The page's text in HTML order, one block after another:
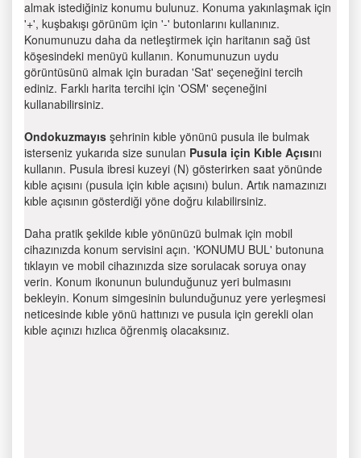
almak istediğiniz konumu bulunuz. Konuma yakınlaşmak için
'+', kuşbakışı görünüm için '-' butonlarını kullanınız.
Konumunuzu daha da netleştirmek için haritanın sağ üst
köşesindeki menüyü kullanın. Konumunuzun uydu
görüntüsünü almak için buradan 'Sat' seçeneğini tercih
ediniz. Farklı harita tercihi için 'OSM' seçeneğini
kullanabilirsiniz.
Ondokuzmayıs şehrinin kıble yönünü pusula ile bulmak
isterseniz yukarıda size sunulan Pusula için Kıble Açısını
kullanın. Pusula ibresi kuzeyi (N) gösterirken saat yönünde
kıble açısını (pusula için kıble açısını) bulun. Artık namazınızı
kıble açısının gösterdiği yöne doğru kılabilirsiniz.
Daha pratik şekilde kıble yönünüzü bulmak için mobil
cihazınızda konum servisini açın. 'KONUMU BUL' butonuna
tıklayın ve mobil cihazınızda size sorulacak soruya onay
verin. Konum ikonunun bulunduğunuz yeri bulmasını
bekleyin. Konum simgesinin bulunduğunuz yere yerleşmesi
neticesinde kıble yönü hattınızı ve pusula için gerekli olan
kıble açınızı hızlıca öğrenmiş olacaksınız.